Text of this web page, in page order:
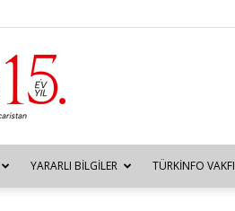
YARARLI BILGILER TÜRKINFO VAKFI